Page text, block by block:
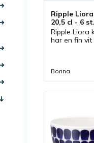
Ripple
20,5 cl - 6
Ripple Liora
har en fin
dukningar.
Bonna